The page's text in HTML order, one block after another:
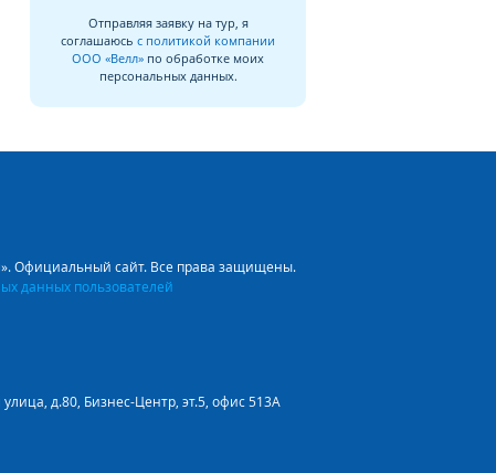
Отправляя заявку на тур, я
соглашаюсь с политикой компании
ООО «Велл» по обработке моих
персональных данных.
Официальный сайт. Все права защищены.
данных пользователей
д.80, Бизнес-Центр, эт.5, офис 513А